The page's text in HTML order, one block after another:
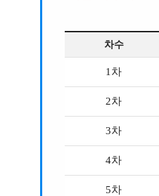
차수
1차
2차
3차
4차
5차